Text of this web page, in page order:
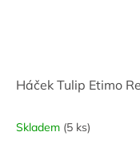
Háček Tulip Etimo
Skladem (5 ks)